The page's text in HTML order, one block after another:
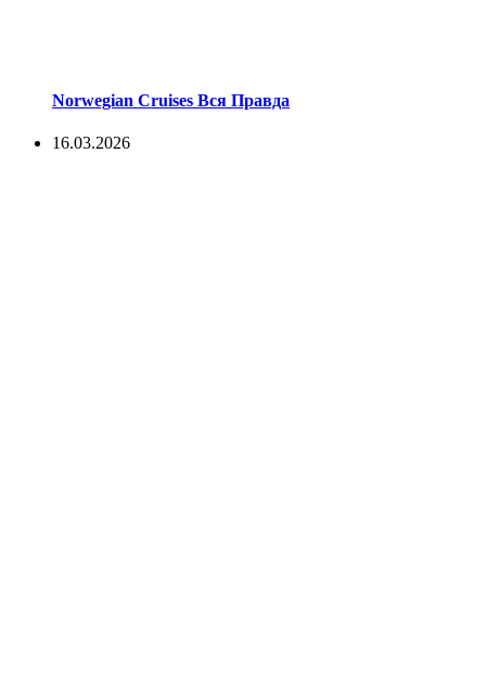
Norwegian Cruises Вся Правда
16.03.2026